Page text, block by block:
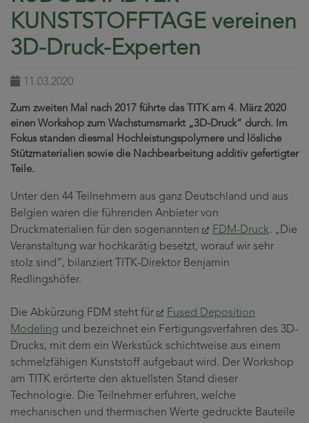
KUNSTSTOFFTAGE vereinen
3D-Druck-Experten
11.03.2020
Zum zweiten Mal nach 2017 führte das TITK am 4. März 2020
einen Workshop zum Wachstumsmarkt „3D-Druck“ durch. Im
Fokus standen diesmal Hochleistungspolymere und lösliche
Stützmaterialien sowie die Nachbearbeitung additiv gefertigter
Teile.
Unter den 44 Teilnehmern aus ganz Deutschland und aus
Belgien waren die führenden Anbieter von
Druckmaterialien für den sogenannten
FDM-Druck. „Die
Veranstaltung war hochkarätig besetzt, worauf wir sehr
stolz sind“, bilanziert TITK-Direktor Benjamin
Redlingshöfer.
Die Abkürzung FDM steht für
Fused Deposition
Modeling und bezeichnet ein Fertigungsverfahren des 3D-
Drucks, mit dem ein Werkstück schichtweise aus einem
schmelzfähigen Kunststoff aufgebaut wird. Der Workshop
am TITK erörterte den aktuellsten Stand dieser
Technologie. Die Teilnehmer erfuhren, welche
mechanischen und thermischen Werte gedruckte Bauteile